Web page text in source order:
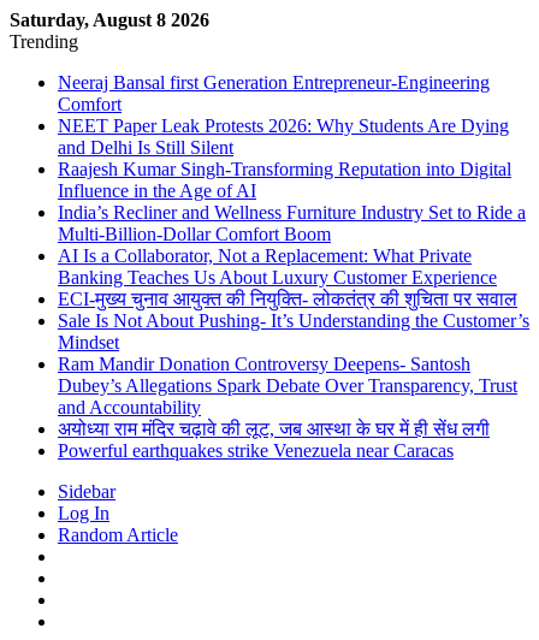
Saturday, August 8 2026
Trending
Neeraj Bansal first Generation Entrepreneur-Engineering
Comfort
NEET Paper Leak Protests 2026: Why Students Are Dying
and Delhi Is Still Silent
Raajesh Kumar Singh-Transforming Reputation into Digital
Influence in the Age of AI
India’s Recliner and Wellness Furniture Industry Set to Ride a
Multi-Billion-Dollar Comfort Boom
AI Is a Collaborator, Not a Replacement: What Private
Banking Teaches Us About Luxury Customer Experience
ECI-मुख्य चुनाव आयुक्त की नियुक्ति- लोकतंत्र की शुचिता पर सवाल
Sale Is Not About Pushing- It’s Understanding the Customer’s
Mindset
Ram Mandir Donation Controversy Deepens- Santosh
Dubey’s Allegations Spark Debate Over Transparency, Trust
and Accountability
अयोध्या राम मंदिर चढ़ावे की लूट, जब आस्था के घर में ही सेंध लगी
Powerful earthquakes strike Venezuela near Caracas
Sidebar
Log In
Random Article